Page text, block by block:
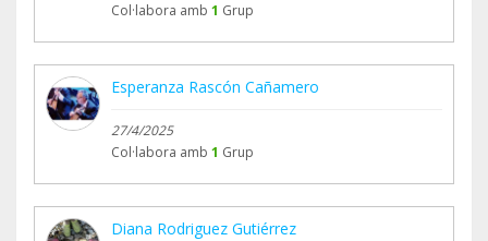
Col·labora amb 1 Grup
Esperanza Rascón Cañamero
27/4/2025
Col·labora amb 1 Grup
Diana Rodriguez Gutiérrez